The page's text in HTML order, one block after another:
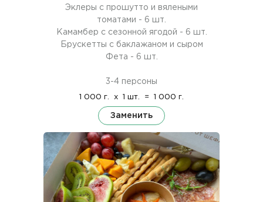
Эклеры с прошутто и вялеными
томатами - 6 шт.
Камамбер с сезонной ягодой - 6 шт.
Брускетты с баклажаном и сыром
Фета - 6 шт.
3-4 персоны
1 000 г. x 1 шт. = 1 000 г.
Заменить